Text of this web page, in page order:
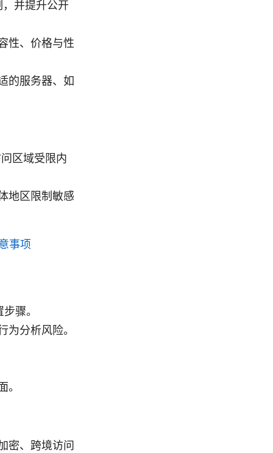
并提升公开
性、价格与性
的服务器、如
区域受限内
地区限制敏感
事项
骤。
分析风险。
。
密、跨境访问